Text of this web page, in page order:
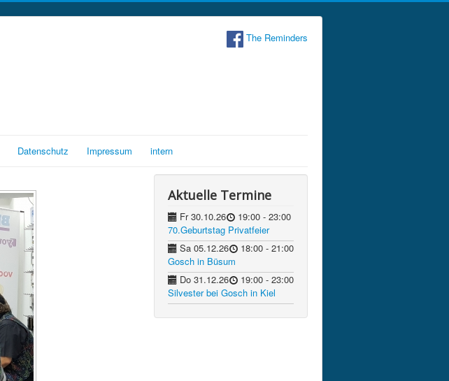
The Reminders
Datenschutz Impressum intern
Aktuelle Termine
Fr 30.10.26 19:00 - 23:00
70.Geburtstag Privatfeier
Sa 05.12.26
18:00 - 21:00
Gosch in Büsum
Do 31.12.26
19:00 - 23:00
Silvester bei Gosch in Kiel